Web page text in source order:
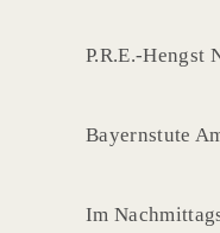
P.R.E.-Hengst
Bayernstute
Im